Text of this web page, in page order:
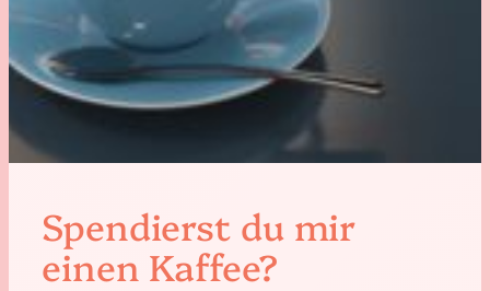
Spendierst du mir
einen Kaffee?